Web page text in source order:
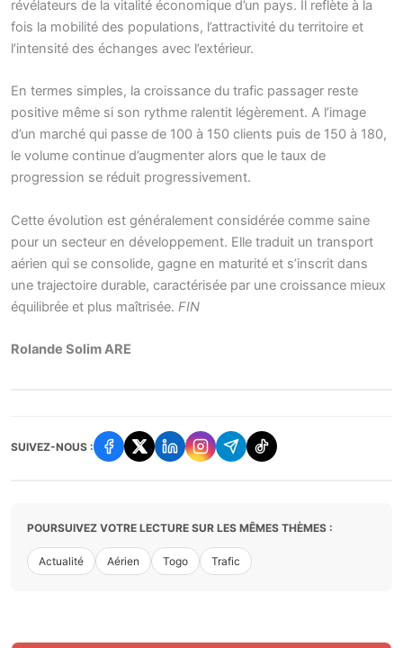
révélateurs de la vitalité économique d’un pays. Il reflète à la
fois la mobilité des populations, l’attractivité du territoire et
l’intensité des échanges avec l’extérieur.
En termes simples, la croissance du trafic passager reste
positive même si son rythme ralentit légèrement. A l’image
d’un marché qui passe de 100 à 150 clients puis de 150 à 180,
le volume continue d’augmenter alors que le taux de
progression se réduit progressivement.
Cette évolution est généralement considérée comme saine
pour un secteur en développement. Elle traduit un transport
aérien qui se consolide, gagne en maturité et s’inscrit dans
une trajectoire durable, caractérisée par une croissance mieux
équilibrée et plus maîtrisée. FIN
Rolande Solim ARE
SUIVEZ-NOUS :
POURSUIVEZ VOTRE LECTURE SUR LES MÊMES THÈMES :
Actualité Aérien Togo Trafic